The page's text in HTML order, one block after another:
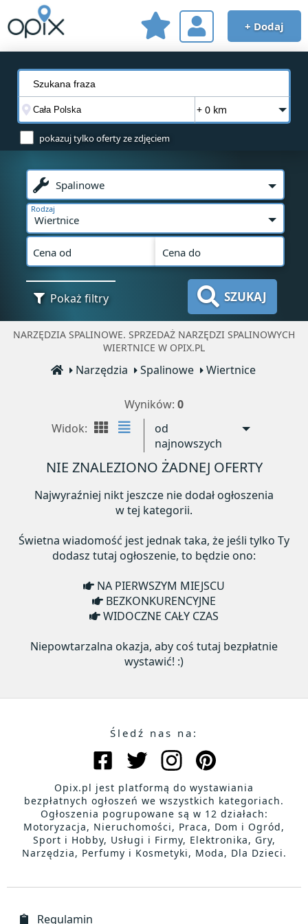
+ Dodaj
+ 0 km
pokazuj tylko oferty ze zdjęciem
Spalinowe
Wiertnice
Rodzaj
Cena od Cena do
Pokaż filtry SZUKAJ
NARZĘDZIA SPALINOWE. SPRZEDAŻ NARZĘDZI SPALINOWYCH
WIERTNICE W OPIX.PL
Narzędzia Spalinowe Wiertnice
Wyników: 0
Widok:
od
najnowszych
NIE ZNALEZIONO ŻADNEJ OFERTY
Najwyraźniej nikt jeszcze nie dodał ogłoszenia
w tej kategorii.
Świetna wiadomość jest jednak taka, że jeśli tylko Ty
dodasz tutaj ogłoszenie, to będzie ono:
NA PIERWSZYM MIEJSCU
BEZKONKURENCYJNE
WIDOCZNE CAŁY CZAS
Niepowtarzalna okazja, aby coś tutaj bezpłatnie
wystawić! :)
Śledź nas na:
Opix.pl jest platformą do wystawiania
bezpłatnych ogłoszeń we wszystkich kategoriach.
Ogłoszenia pogrupowane są w 12 działach:
Motoryzacja, Nieruchomości, Praca, Dom i Ogród,
Sport i Hobby, Usługi i Firmy, Elektronika, Gry,
Narzędzia, Perfumy i Kosmetyki, Moda, Dla Dzieci.
Regulamin